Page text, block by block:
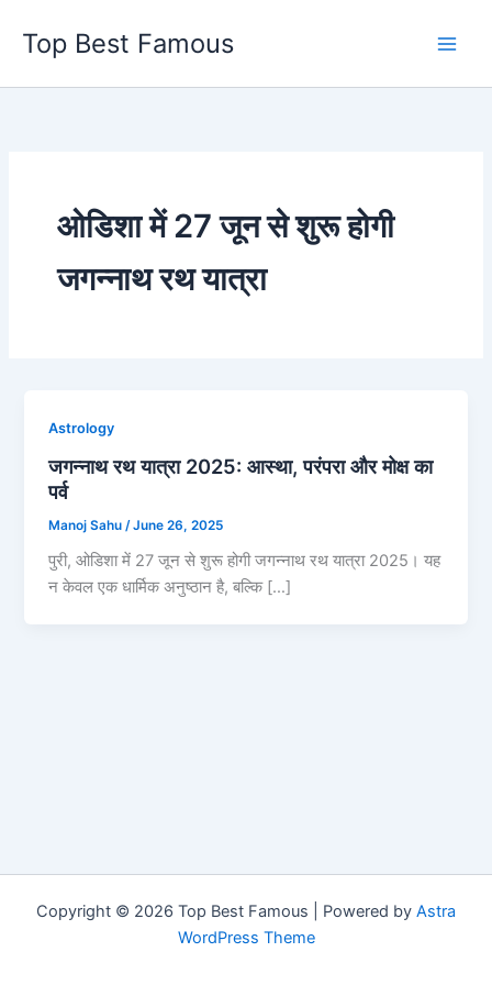
content
Top Best Famous
ओडिशा में 27 जून से शुरू होगी
जगन्नाथ रथ यात्रा
Astrology
जगन्नाथ रथ यात्रा 2025: आस्था, परंपरा और मोक्ष का
पर्व
Manoj Sahu /June 26, 2025
पुरी, ओडिशा में 27 जून से शुरू होगी जगन्नाथ रथ यात्रा 2025। यह
न केवल एक धार्मिक अनुष्ठान है, बल्कि […]
Copyright © 2026 Top Best Famous | Powered by Astra
WordPress Theme